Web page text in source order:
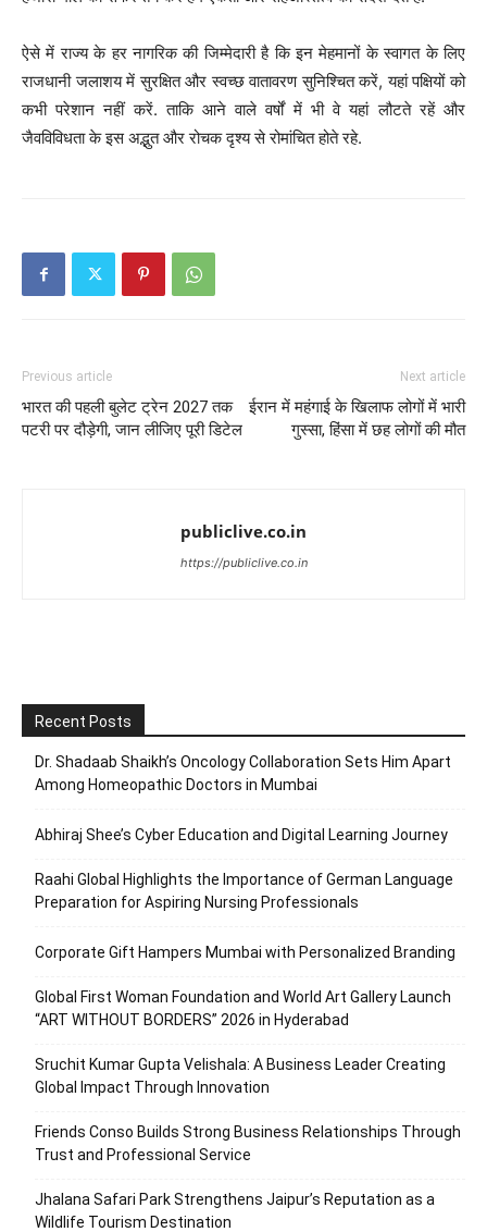
ऐसे में राज्य के हर नागरिक की जिम्मेदारी है कि इन मेहमानों के स्वागत के लिए
राजधानी जलाशय में सुरक्षित और स्वच्छ वातावरण सुनिश्चित करें, यहां पक्षियों को
कभी परेशान नहीं करें. ताकि आने वाले वर्षों में भी वे यहां लौटते रहें और
जैवविविधता के इस अद्भुत और रोचक दृश्य से रोमांचित होते रहे.
Previous article
भारत की पहली बुलेट ट्रेन 2027 तक
पटरी पर दौड़ेगी, जान लीजिए पूरी डिटेल
Next article
ईरान में महंगाई के खिलाफ लोगों में भारी
गुस्सा, हिंसा में छह लोगों की मौत
publiclive.co.in
https://publiclive.co.in
Recent Posts
Dr. Shadaab Shaikh’s Oncology Collaboration Sets Him Apart
Among Homeopathic Doctors in Mumbai
Abhiraj Shee’s Cyber Education and Digital Learning Journey
Raahi Global Highlights the Importance of German Language
Preparation for Aspiring Nursing Professionals
Corporate Gift Hampers Mumbai with Personalized Branding
Global First Woman Foundation and World Art Gallery Launch
“ART WITHOUT BORDERS” 2026 in Hyderabad
Sruchit Kumar Gupta Velishala: A Business Leader Creating
Global Impact Through Innovation
Friends Conso Builds Strong Business Relationships Through
Trust and Professional Service
Jhalana Safari Park Strengthens Jaipur’s Reputation as a
Wildlife Tourism Destination